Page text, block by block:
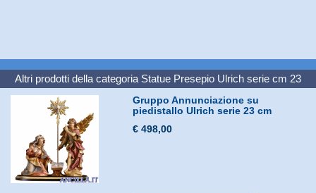
Altri prodotti della categoria Statue Presepio Ulrich serie cm 23
Gruppo Annunciazione su
piedistallo Ulrich serie 23 cm
€ 498,00